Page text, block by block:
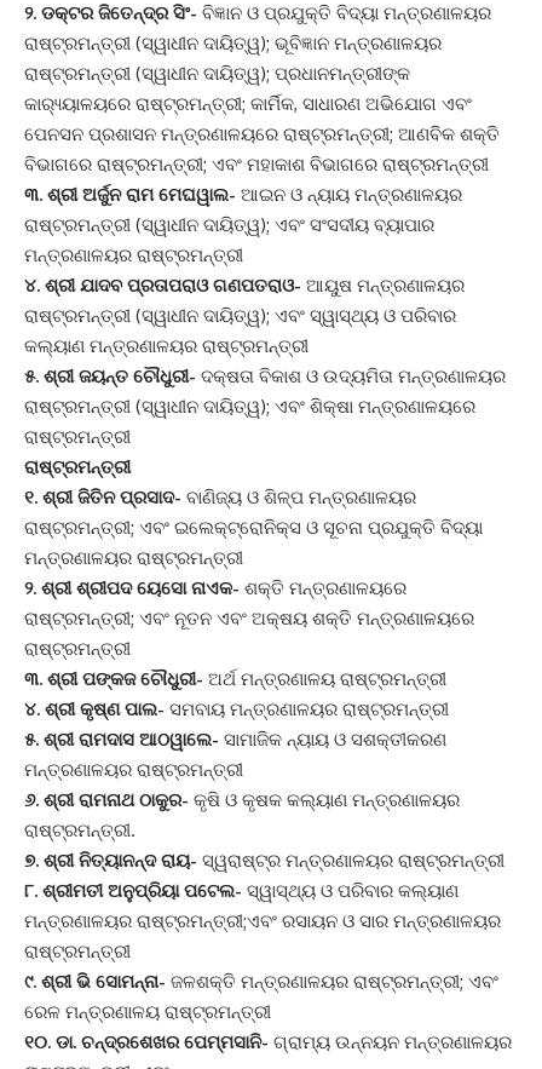
୨. ଡକ୍ଟର ଜିତେନ୍ଦ୍ର ସିଂ- ବିଜ୍ଞାନ ଓ ପ୍ରଯୁକ୍ତି ବିଦ୍ୟା ମନ୍ତ୍ରଣାଳୟର
ରାଷ୍ଟ୍ରମନ୍ତ୍ରୀ (ସ୍ୱାଧୀନ ଦାୟିତ୍ୱ); ଭୂବିଜ୍ଞାନ ମନ୍ତ୍ରଣାଳୟର
ରାଷ୍ଟ୍ରମନ୍ତ୍ରୀ (ସ୍ୱାଧୀନ ଦାୟିତ୍ୱ); ପ୍ରଧାନମନ୍ତ୍ରୀଙ୍କ
କାର‌୍ୟ୍ୟାଳୟରେ ରାଷ୍ଟ୍ରମନ୍ତ୍ରୀ; କାର୍ମିକ, ସାଧାରଣ ଅଭିଯୋଗ ଏବଂ
ପେନସନ ପ୍ରଶାସନ ମନ୍ତ୍ରଣାଳୟରେ ରାଷ୍ଟ୍ରମନ୍ତ୍ରୀ; ଆଣବିକ ଶକ୍ତି
ବିଭାଗରେ ରାଷ୍ଟ୍ରମନ୍ତ୍ରୀ; ଏବଂ ମହାକାଶ ବିଭାଗରେ ରାଷ୍ଟ୍ରମନ୍ତ୍ରୀ
୩. ଶ୍ରୀ ଅର୍ଜୁନ ରାମ ମେଘୱାଲ- ଆଇନ ଓ ନ୍ୟାୟ ମନ୍ତ୍ରଣାଳୟର
ରାଷ୍ଟ୍ରମନ୍ତ୍ରୀ (ସ୍ୱାଧୀନ ଦାୟିତ୍ୱ); ଏବଂ ସଂସଦୀୟ ବ୍ୟାପାର
ମନ୍ତ୍ରଣାଳୟର ରାଷ୍ଟ୍ରମନ୍ତ୍ରୀ
୪. ଶ୍ରୀ ଯାଦବ ପ୍ରତାପରାଓ ଗଣପତରାଓ- ଆୟୁଷ ମନ୍ତ୍ରଣାଳୟର
ରାଷ୍ଟ୍ରମନ୍ତ୍ରୀ (ସ୍ୱାଧୀନ ଦାୟିତ୍ୱ); ଏବଂ ସ୍ୱାସ୍ଥ୍ୟ ଓ ପରିବାର
କଲ୍ୟାଣ ମନ୍ତ୍ରଣାଳୟର ରାଷ୍ଟ୍ରମନ୍ତ୍ରୀ
୫. ଶ୍ରୀ ଜୟନ୍ତ ଚୌଧୁରୀ- ଦକ୍ଷତା ବିକାଶ ଓ ଉଦ୍ୟମିତା ମନ୍ତ୍ରଣାଳୟର
ରାଷ୍ଟ୍ରମନ୍ତ୍ରୀ (ସ୍ୱାଧୀନ ଦାୟିତ୍ୱ); ଏବଂ ଶିକ୍ଷା ମନ୍ତ୍ରଣାଳୟରେ
ରାଷ୍ଟ୍ରମନ୍ତ୍ରୀ
ରାଷ୍ଟ୍ରମନ୍ତ୍ରୀ
୧. ଶ୍ରୀ ଜିତିନ ପ୍ରସାଦ- ବାଣିଜ୍ୟ ଓ ଶିଳ୍ପ ମନ୍ତ୍ରଣାଳୟର
ରାଷ୍ଟ୍ରମନ୍ତ୍ରୀ; ଏବଂ ଇଲେକ୍ଟ୍ରୋନିକ୍ସ ଓ ସୂଚନା ପ୍ରଯୁକ୍ତି ବିଦ୍ୟା
ମନ୍ତ୍ରଣାଳୟର ରାଷ୍ଟ୍ରମନ୍ତ୍ରୀ
୨. ଶ୍ରୀ ଶ୍ରୀପଦ ୟେସୋ ନାଏକ- ଶକ୍ତି ମନ୍ତ୍ରଣାଳୟରେ
ରାଷ୍ଟ୍ରମନ୍ତ୍ରୀ; ଏବଂ ନୂତନ ଏବଂ ଅକ୍ଷୟ ଶକ୍ତି ମନ୍ତ୍ରଣାଳୟରେ
ରାଷ୍ଟ୍ରମନ୍ତ୍ରୀ
୩. ଶ୍ରୀ ପଙ୍କଜ ଚୌଧୁରୀ- ଅର୍ଥ ମନ୍ତ୍ରଣାଳୟ ରାଷ୍ଟ୍ରମନ୍ତ୍ରୀ
୪. ଶ୍ରୀ କୃଷ୍ଣ ପାଲ- ସମବାୟ ମନ୍ତ୍ରଣାଳୟର ରାଷ୍ଟ୍ରମନ୍ତ୍ରୀ
୫. ଶ୍ରୀ ରାମଦାସ ଆଠୱାଲେ- ସାମାଜିକ ନ୍ୟାୟ ଓ ସଶକ୍ତୀକରଣ
ମନ୍ତ୍ରଣାଳୟର ରାଷ୍ଟ୍ରମନ୍ତ୍ରୀ
୬. ଶ୍ରୀ ରାମନାଥ ଠାକୁର- କୃଷି ଓ କୃଷକ କଲ୍ୟାଣ ମନ୍ତ୍ରଣାଳୟର
ରାଷ୍ଟ୍ରମନ୍ତ୍ରୀ.
୭. ଶ୍ରୀ ନିତ୍ୟାନନ୍ଦ ରାୟ- ସ୍ୱରାଷ୍ଟ୍ର ମନ୍ତ୍ରଣାଳୟର ରାଷ୍ଟ୍ରମନ୍ତ୍ରୀ
୮. ଶ୍ରୀମତୀ ଅନୁପ୍ରିୟା ପଟେଲ- ସ୍ୱାସ୍ଥ୍ୟ ଓ ପରିବାର କଲ୍ୟାଣ
ମନ୍ତ୍ରଣାଳୟର ରାଷ୍ଟ୍ରମନ୍ତ୍ରୀ;ଏବଂ ରସାୟନ ଓ ସାର ମନ୍ତ୍ରଣାଳୟର
ରାଷ୍ଟ୍ରମନ୍ତ୍ରୀ
୯. ଶ୍ରୀ ଭି ସୋମନ୍ନା- ଜଳଶକ୍ତି ମନ୍ତ୍ରଣାଳୟର ରାଷ୍ଟ୍ରମନ୍ତ୍ରୀ; ଏବଂ
ରେଳ ମନ୍ତ୍ରଣାଳୟ ରାଷ୍ଟ୍ରମନ୍ତ୍ରୀ
୧୦. ଡା. ଚନ୍ଦ୍ରଶେଖର ପେମ୍ମସାନି- ଗ୍ରାମ୍ୟ ଉନ୍ନୟନ ମନ୍ତ୍ରଣାଳୟର